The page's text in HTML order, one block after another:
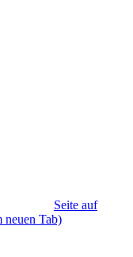
Seite auf
neuen Tab)